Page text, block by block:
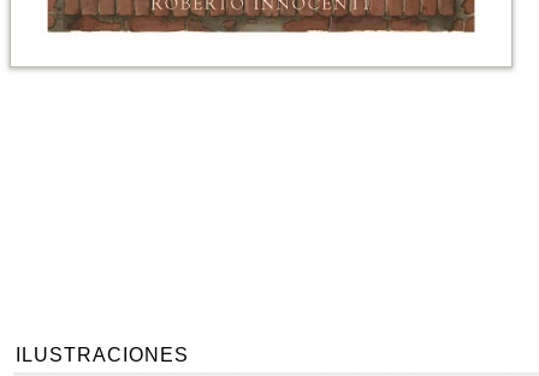
ILUSTRACIONES